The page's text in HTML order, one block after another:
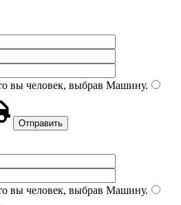
вы человек, выбрав Машину.
вы человек, выбрав Машину.